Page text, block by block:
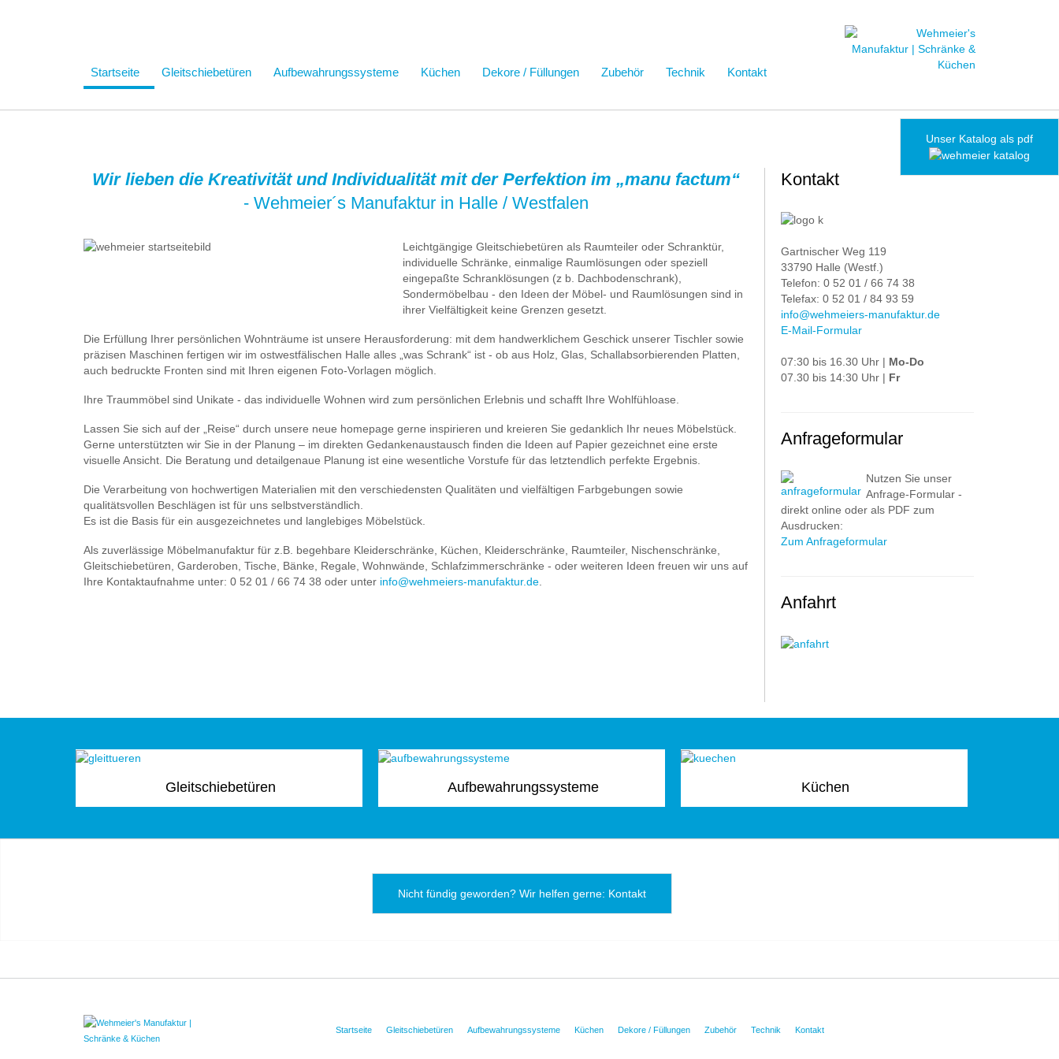
Startseite Gleitschiebetüren Aufbewahrungssysteme Küchen Dekore / Füllungen Zubehör Technik Kontakt
Wir lieben die Kreativität und Individualität mit der Perfektion im „manu factum“
- Wehmeier´s Manufaktur in Halle / Westfalen
Leichtgängige Gleitschiebetüren als Raumteiler oder Schranktür,
individuelle Schränke, einmalige Raumlösungen oder speziell
eingepaßte Schranklösungen (z b. Dachbodenschrank),
Sondermöbelbau - den Ideen der Möbel- und Raumlösungen sind in
ihrer Vielfältigkeit keine Grenzen gesetzt.
Die Erfüllung Ihrer persönlichen Wohnträume ist unsere Herausforderung: mit dem handwerklichem Geschick unserer Tischler sowie
präzisen Maschinen fertigen wir im ostwestfälischen Halle alles „was Schrank“ ist - ob aus Holz, Glas, Schallabsorbierenden Platten,
auch bedruckte Fronten sind mit Ihren eigenen Foto-Vorlagen möglich.
Ihre Traummöbel sind Unikate - das individuelle Wohnen wird zum persönlichen Erlebnis und schafft Ihre Wohlfühloase.
Lassen Sie sich auf der „Reise“ durch unsere neue homepage gerne inspirieren und kreieren Sie gedanklich Ihr neues Möbelstück.
Gerne unterstützten wir Sie in der Planung – im direkten Gedankenaustausch finden die Ideen auf Papier gezeichnet eine erste
visuelle Ansicht. Die Beratung und detailgenaue Planung ist eine wesentliche Vorstufe für das letztendlich perfekte Ergebnis.
Die Verarbeitung von hochwertigen Materialien mit den verschiedensten Qualitäten und vielfältigen Farbgebungen sowie
qualitätsvollen Beschlägen ist für uns selbstverständlich.
Es ist die Basis für ein ausgezeichnetes und langlebiges Möbelstück.
Als zuverlässige Möbelmanufaktur für z.B. begehbare Kleiderschränke, Küchen, Kleiderschränke, Raumteiler, Nischenschränke,
Gleitschiebetüren, Garderoben, Tische, Bänke, Regale, Wohnwände, Schlafzimmerschränke - oder weiteren Ideen freuen wir uns auf
Ihre Kontaktaufnahme unter: 0 52 01 / 66 74 38 oder unter info@wehmeiers-manufaktur.de
Unser Katalog als pdf
Kontakt
Gartnischer Weg 119
33790 Halle (Westf.)
Telefon: 0 52 01 / 66 74 38
Telefax: 0 52 01 / 84 93 59
info@wehmeiers-manufaktur.de
E-Mail-Formular
07:30 bis 16.30 Uhr | Mo-Do
07.30 bis 14:30 Uhr | Fr
Anfrageformular
Nutzen Sie unser
Anfrage-Formular -
direkt online oder als PDF zum
Ausdrucken:
Zum Anfrageformular
Anfahrt
Gleitschiebetüren Aufbewahrungssysteme Küchen
Nicht fündig geworden? Wir helfen gerne: Kontakt
Startseite Gleitschiebetüren Aufbewahrungssysteme Küchen Dekore / Füllungen Zubehör Technik Kontakt